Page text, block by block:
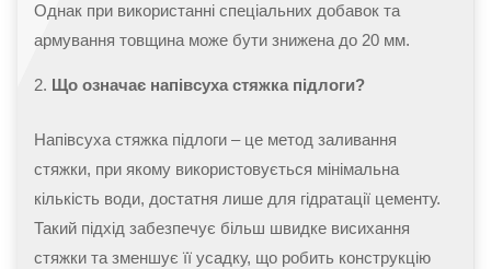
Однак при використанні спеціальних добавок та
армування товщина може бути знижена до 20 мм.
Що означає напівсуха стяжка підлоги?
Напівсуха стяжка підлоги – це метод заливання
стяжки, при якому використовується мінімальна
кількість води, достатня лише для гідратації цементу.
Такий підхід забезпечує більш швидке висихання
стяжки та зменшує її усадку, що робить конструкцію